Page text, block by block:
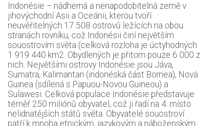
Indonésie – nádherná a nenapodobitelná země v
jihovýchodní Asii a Oceánii, kterou tvoří
neuvěřitelných 17 508 ostrovů ležících na obou
stranách rovníku, což Indonésii činí největším
souostrovím světa (celková rozloha je úctyhodných
1 919 440 km2. Obydlených je přitom pouze 6 000 z
nich. Největšími ostrovy Indonésie jsou Jáva,
Sumatra, Kalimantan (indonéská část Bornea), Nová
Guinea (sdílená s Papuou-Novou Guineou) a
Sulawesi. Celková populace Indonésie představuje
téměř 250 miliónů obyvatel, což ji řadí na 4. místo
nelidnatějších států světa. Obyvatelé souostroví
patří k mnoha etnickým, jazykovým a náboženským